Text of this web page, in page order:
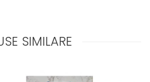
SIMILARE